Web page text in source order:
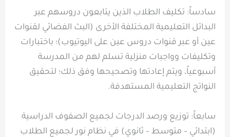
سادساً: تكليف الطلاب الذين يتابعون دروسهم عبر
البدائل التعليمية المختلفة الأخرى (البث الفضائي لقنوات
عين أو عبر قنوات دروس عين على اليوتيوب)؛ باختبارات
وتكليفات وواجبات منزلية تسلم لهم من المدرسة
أسبوعياً، ويتم إعادتها وتصحيحها وفق ذلك؛ لتحقيق
النواتج التعليمية المستهدفة.
سابعاً: توزيع ورصد الدرجات لجميع الصفوف الدراسية
(ابتدائي – متوسط – ثانوي) في نظام نور لجميع الطلاب